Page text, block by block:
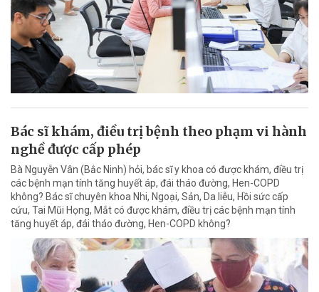
Bác sĩ khám, điều trị bệnh theo phạm vi hành
nghề được cấp phép
Bà Nguyễn Vân (Bắc Ninh) hỏi, bác sĩ y khoa có được khám, điều trị
các bệnh mạn tính tăng huyết áp, đái tháo đường, Hen-COPD
không? Bác sĩ chuyên khoa Nhi, Ngoại, Sản, Da liễu, Hồi sức cấp
cứu, Tai Mũi Họng, Mắt có được khám, điều trị các bệnh mạn tính
tăng huyết áp, đái tháo đường, Hen-COPD không?